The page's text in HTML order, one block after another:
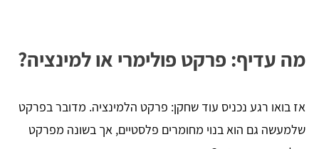
מה עדיף: פרקט פולימרי או למינציה?
אז בואו רגע נכניס עוד שחקן: פרקט הלמינציה. מדובר בפרקט
שלמעשה גם הוא בנוי מחומרים פלסטיים, אך בשונה מפרקט